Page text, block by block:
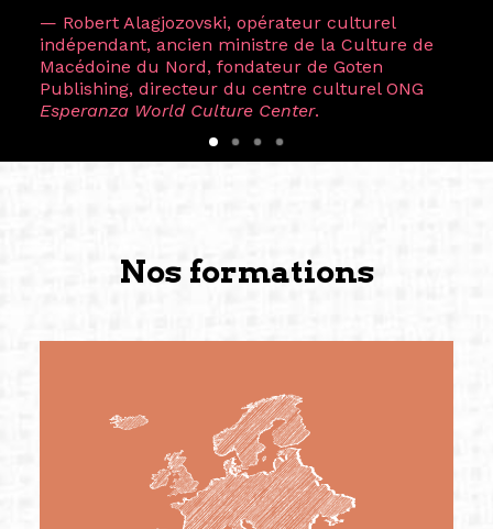
— Robert Alagjozovski, opérateur culturel
indépendant, ancien ministre de la Culture de
Macédoine du Nord, fondateur de Goten
Publishing, directeur du centre culturel ONG
Esperanza World Culture Center.
Nos formations